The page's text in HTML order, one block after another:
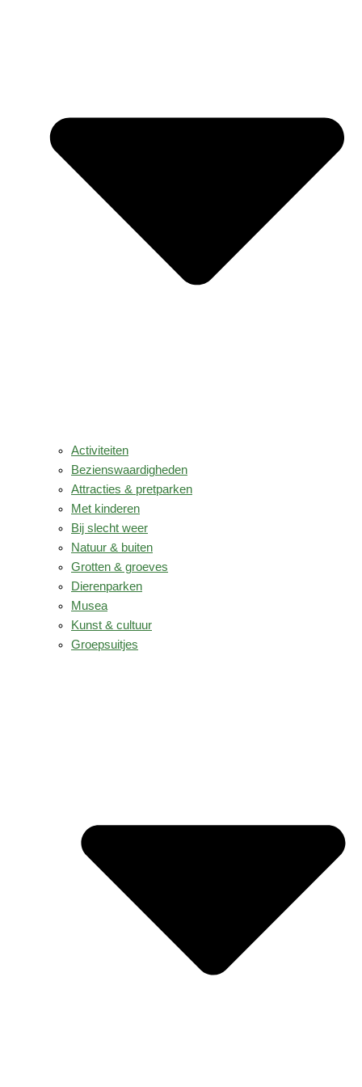
Activiteiten
Bezienswaardigheden
Attracties & pretparken
Met kinderen
Bij slecht weer
Natuur & buiten
Grotten & groeves
Dierenparken
Musea
Kunst & cultuur
Groepsuitjes